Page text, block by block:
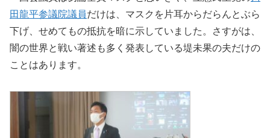
田龍平参議院議員だけは、マスクを片耳からだらんとぶら
下げ、せめてもの抵抗を暗に示していました。さすがは、
闇の世界と戦い著述も多く発表している堤未果の夫だけの
ことはあります。